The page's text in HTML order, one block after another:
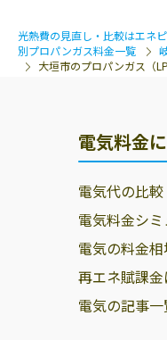
子安商店
鶴
山田省三商店
桧
合名会社大友商
墨
合資会社増井商
光熱費の見直し・比較はエネピ
別プロパンガス料金一覧
大垣市のプロパンガス（
電気料金
電気代の比
電気料金シ
電気の料金相
再エネ賦課
電気の記事